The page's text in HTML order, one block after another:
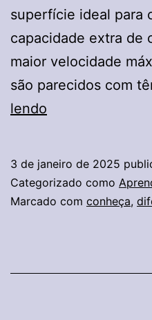
superfície ideal para
capacidade extra de
maior velocidade
são parecidos com
lendo
diferentes
tipos
3 de janeiro de 2025
Categorizado como
Marcado com conheça,